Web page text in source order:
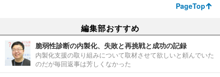
PageTop
編集部おすすめ
脆弱性診断の内製化、失敗と再挑戦と成功の記録
内製化支援の取り組みについて取材させて欲しいと頼んでいた
のだが毎回返事は芳しくなかった